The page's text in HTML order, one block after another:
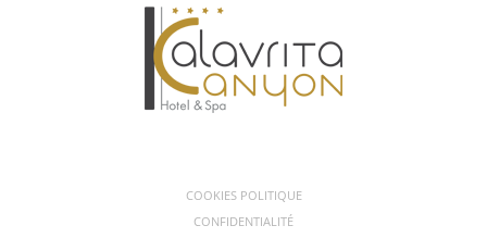
COOKIES POLITIQUE
CONFIDENTIALITÉ